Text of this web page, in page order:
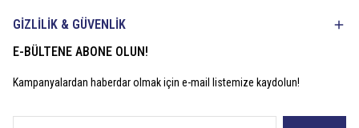
GİZLİLİK & GÜVENLİK
E-BÜLTENE ABONE OLUN!
Kampanyalardan haberdar olmak için e-mail listemize kaydolun!